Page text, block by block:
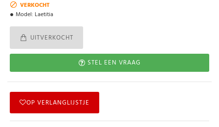
VERKOCHT
Model: Laetitia
UITVERKOCHT
STEL EEN VRAAG
OP VERLANGLIJSTJE